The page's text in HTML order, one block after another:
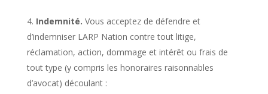
Indemnité. Vous acceptez de défendre et
d’indemniser LARP Nation contre tout litige,
réclamation, action, dommage et intérêt ou frais de
tout type (y compris les honoraires raisonnables
d’avocat) découlant :